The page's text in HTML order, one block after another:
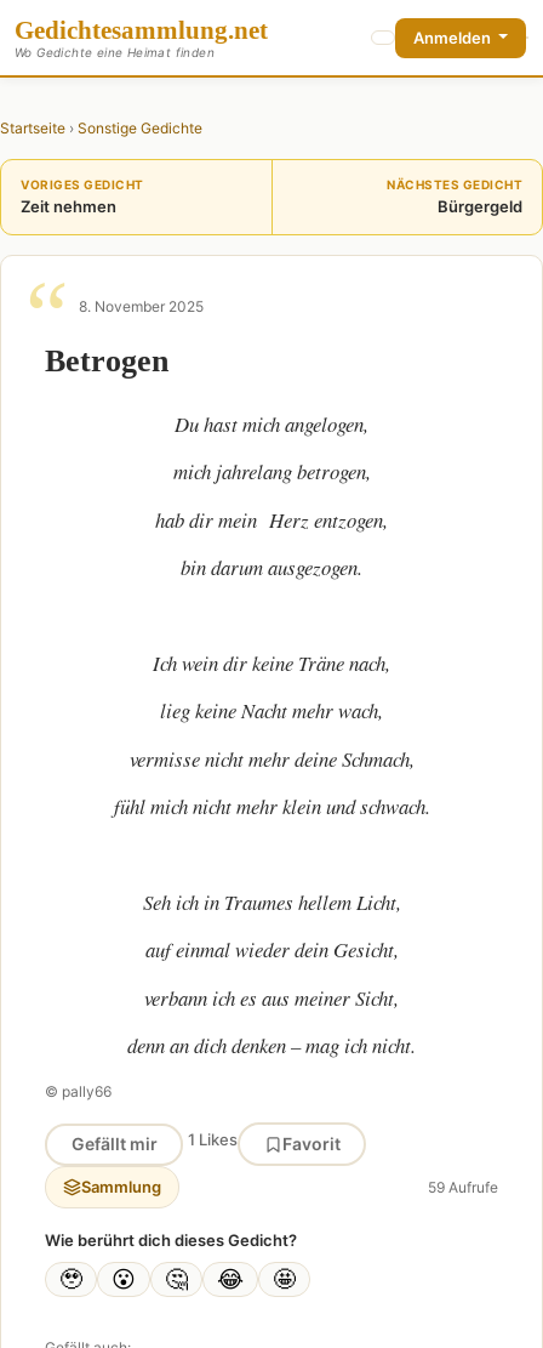
Gedichtesammlung.net
Wo Gedichte eine Heimat finden
Anmelden
Startseite › Sonstige Gedichte
VORIGES GEDICHT
Zeit nehmen
NÄCHSTES GEDICHT
Bürgergeld
8. November 2025
Betrogen
Du hast mich angelogen,
mich jahrelang betrogen,
hab dir mein Herz entzogen,
bin darum ausgezogen.
Ich wein dir keine Träne nach,
lieg keine Nacht mehr wach,
vermisse nicht mehr deine Schmach,
fühl mich nicht mehr klein und schwach.
Seh ich in Traumes hellem Licht,
auf einmal wieder dein Gesicht,
verbann ich es aus meiner Sicht,
denn an dich denken – mag ich nicht.
© pally66
Gefällt mir 1 Likes Favorit
Sammlung 59 Aufrufe
Wie berührt dich dieses Gedicht?
🥹 😮 🤔 😂 🤩